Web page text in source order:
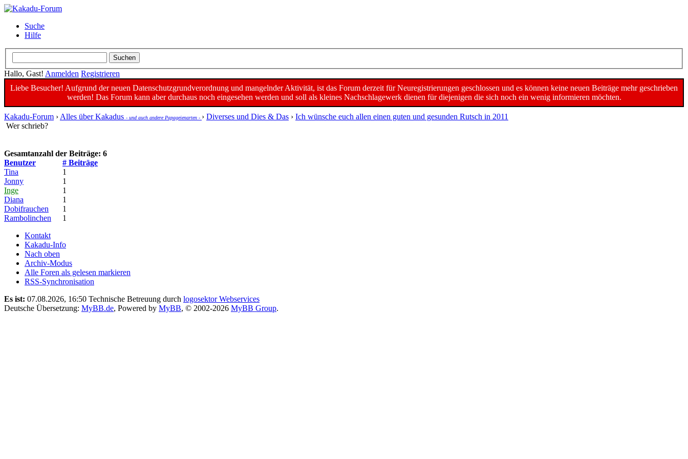
Suche
Hilfe
Hallo, Gast! Anmelden Registrieren
Liebe Besucher! Aufgrund der neuen Datenschutzgrundverordnung und mangelnder Aktivität, ist das Forum derzeit für Neuregistrierungen geschlossen und es können keine neuen Beiträge mehr geschrieben
werden! Das Forum kann aber durchaus noch eingesehen werden und soll als kleines Nachschlagewerk dienen für diejenigen die sich noch ein wenig informieren möchten.
Kakadu-Forum › Alles über Kakadus - und auch andere Papageienarten - › Diverses und Dies & Das › Ich wünsche euch allen einen guten und gesunden Rutsch in 2011
Wer schrieb?
Gesamtanzahl der Beiträge: 6
Benutzer
# Beiträge
Tina
1
Jonny
1
Inge
1
Diana
1
Dobifrauchen
1
Rambolinchen
1
Kontakt
Kakadu-Info
Nach oben
Archiv-Modus
Alle Foren als gelesen markieren
RSS-Synchronisation
Es ist: 07.08.2026, 16:50 Technische Betreuung durch logosektor Webservices
Deutsche Übersetzung: MyBB.de, Powered by MyBB, © 2002-2026 MyBB Group.